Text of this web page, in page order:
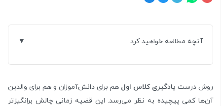
آنچه مطالعه خواهید کرد
روش درست یادگیری کلاس اول هم برای دانش‌آموزان و هم برای والدین
آن‌ها کمی پیچیده به نظر می‌رسد. این قضیه زمانی چالش برانگیزتر